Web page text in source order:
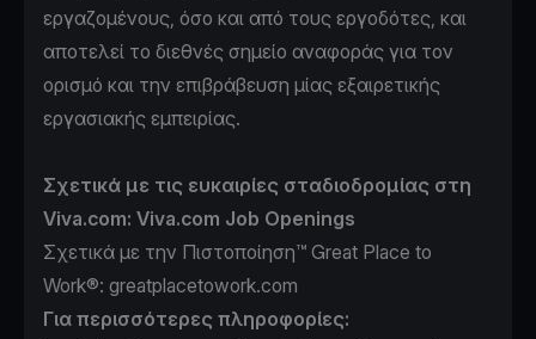
εργαζομένους, όσο και από τους εργοδότες, και
αποτελεί το διεθνές σημείο αναφοράς για τον
ορισμό και την επιβράβευση μίας εξαιρετικής
εργασιακής εμπειρίας.
Σχετικά με τις ευκαιρίες σταδιοδρομίας στη
Viva.com: Viva.com Job Openings
Σχετικά με την Πιστοποίηση™ Great Place to
Work®: greatplacetowork.com
Για περισσότερες πληροφορίες: